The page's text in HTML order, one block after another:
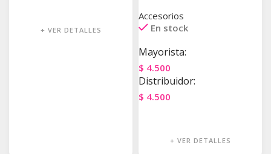
+ VER DETALLES
Accesorios
En stock
Mayorista:
$ 4.500
Distribuidor:
$ 4.500
+ VER DETALLES